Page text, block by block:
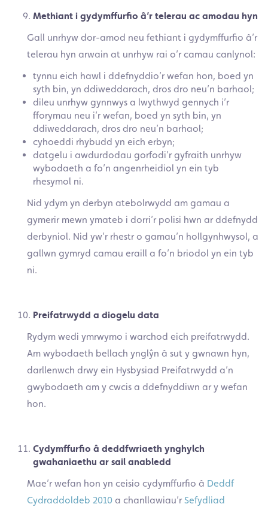
Methiant i gydymffurfio â’r telerau ac amodau hyn
Gall unrhyw dor-amod neu fethiant i gydymffurfio â’r
telerau hyn arwain at unrhyw rai o’r camau canlynol:
tynnu eich hawl i ddefnyddio’r wefan hon, boed yn
syth bin, yn ddiweddarach, dros dro neu’n barhaol;
dileu unrhyw gynnwys a lwythwyd gennych i’r
fforymau neu i’r wefan, boed yn syth bin, yn
ddiweddarach, dros dro neu’n barhaol;
cyhoeddi rhybudd yn eich erbyn;
datgelu i awdurdodau gorfodi’r gyfraith unrhyw
wybodaeth a fo’n angenrheidiol yn ein tyb
rhesymol ni.
Nid ydym yn derbyn atebolrwydd am gamau a
gymerir mewn ymateb i dorri’r polisi hwn ar ddefnydd
derbyniol. Nid yw’r rhestr o gamau’n hollgynhwysol, a
gallwn gymryd camau eraill a fo’n briodol yn ein tyb
ni.
Preifatrwydd a diogelu data
Rydym wedi ymrwymo i warchod eich preifatrwydd.
Am wybodaeth bellach ynglŷn â sut y gwnawn hyn,
darllenwch drwy ein Hysbysiad Preifatrwydd a’n
gwybodaeth am y cwcis a ddefnyddiwn ar y wefan
hon.
Cydymffurfio â deddfwriaeth ynghylch
gwahaniaethu ar sail anabledd
Mae’r wefan hon yn ceisio cydymffurfio â Deddf
Cydraddoldeb 2010 a chanllawiau’r Sefydliad